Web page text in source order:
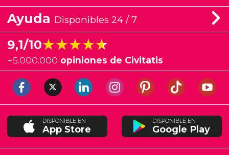
Ayuda Disponibles 24 / 7
9,1/10★★★★★
★★★★★
+5.000.000 opiniones de Civitatis
DISPONIBLE EN
App Store
DISPONIBLE EN
Google Play